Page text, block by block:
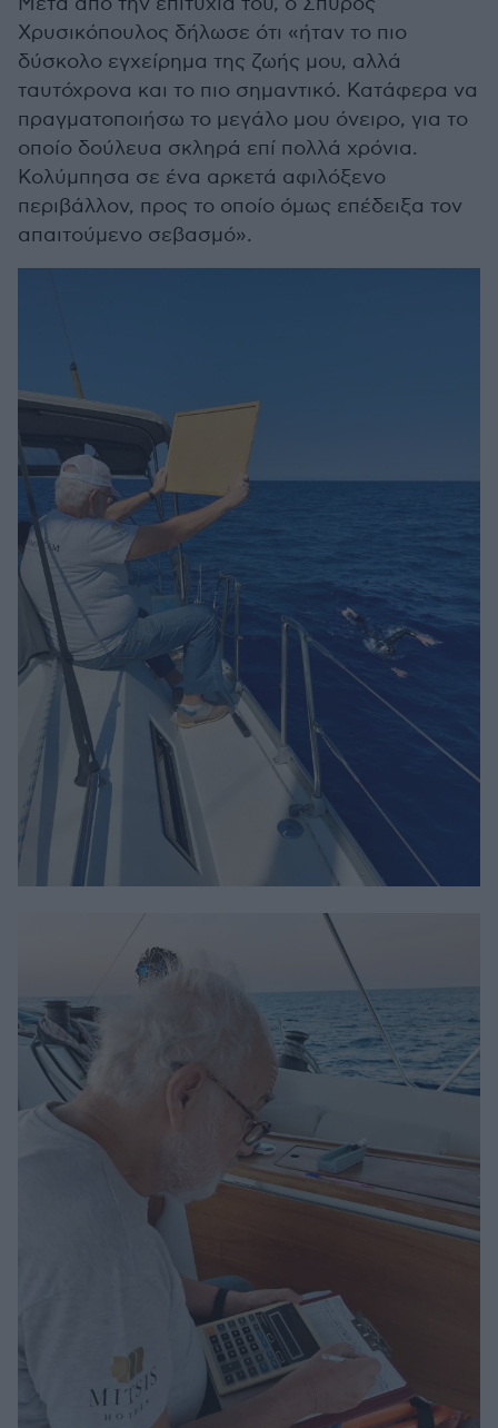
Χρυσικόπουλος δήλωσε ότι «ήταν το πιο
δύσκολο εγχείρημα της ζωής μου, αλλά
ταυτόχρονα και το πιο σημαντικό. Κατάφερα να
πραγματοποιήσω το μεγάλο μου όνειρο, για το
οποίο δούλευα σκληρά επί πολλά χρόνια.
Κολύμπησα σε ένα αρκετά αφιλόξενο
περιβάλλον, προς το οποίο όμως επέδειξα τον
απαιτούμενο σεβασμό».